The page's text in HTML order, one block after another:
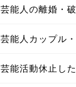
芸能人の離婚・
芸能人カップル
芸能活動休止し